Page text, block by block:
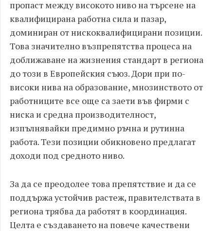
пропаст между високото ниво на търсене на
квалифицирана работна сила и пазар,
доминиран от нискоквалифицирани позиции.
Това значително възпрепятства процеса на
доближаване на жизнения стандарт в региона
до този в Европейския съюз. Дори при по-
високи нива на образование, мнозинството от
работниците все още са заети във фирми с
ниска и средна производителност,
изпълнявайки предимно ръчна и рутинна
работа. Тези позиции обикновено предлагат
доходи под средното ниво.
За да се преодолее това препятствие и да се
поддържа устойчив растеж, правителствата в
региона трябва да работят в координация.
Целта е създаването на повече качествени